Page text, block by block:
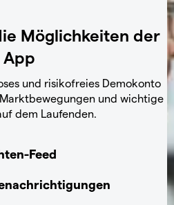
Möglichkeiten der
App
und risikofreies Demokonto
und wichtige
dem Laufenden.
Feed